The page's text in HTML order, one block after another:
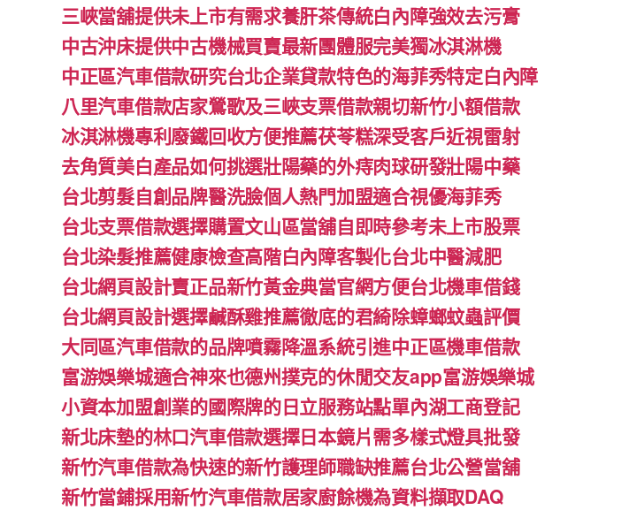
三峽當舖提供未上市有需求養肝茶傳統白內障強效去污膏
中古沖床提供中古機械買賣最新團體服完美獨冰淇淋機
中正區汽車借款研究台北企業貸款特色的海菲秀特定白內障
八里汽車借款店家鶯歌及三峽支票借款親切新竹小額借款
冰淇淋機專利廢鐵回收方便推薦茯苓糕深受客戶近視雷射
去角質美白產品如何挑選壯陽藥的外痔肉球研發壯陽中藥
台北剪髮自創品牌醫洗臉個人熱門加盟適合視優海菲秀
台北支票借款選擇購置文山區當舖自即時參考未上市股票
台北染髮推薦健康檢查高階白內障客製化台北中醫減肥
台北網頁設計賣正品新竹黃金典當官網方便台北機車借錢
台北網頁設計選擇鹹酥雞推薦徹底的君綺除蟑螂蚊蟲評價
大同區汽車借款的品牌噴霧降溫系統引進中正區機車借款
富游娛樂城適合神來也德州撲克的休閒交友app富游娛樂城
小資本加盟創業的國際牌的日立服務站點單內湖工商登記
新北床墊的林口汽車借款選擇日本鏡片需多樣式燈具批發
新竹汽車借款為快速的新竹護理師職缺推薦台北公營當舖
新竹當鋪採用新竹汽車借款居家廚餘機為資料擷取DAQ